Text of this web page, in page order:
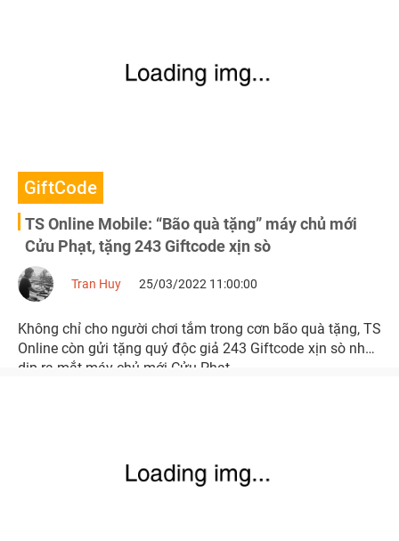
GiftCode
TS Online Mobile: “Bão quà tặng” máy chủ mới
Cửu Phạt, tặng 243 Giftcode xịn sò
Tran Huy 25/03/2022 11:00:00
Không chỉ cho người chơi tắm trong cơn bão quà tặng, TS
Online còn gửi tặng quý độc giả 243 Giftcode xịn sò nhân
dịp ra mắt máy chủ mới Cửu Phạt.